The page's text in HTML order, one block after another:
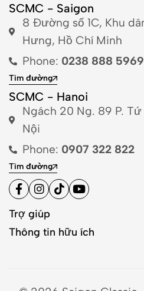
SCMC - Saigon
8 Đường số 1C, Khu
Hưng, Hồ Chí Minh
Phone: 0238 888 5969
Tìm đường
SCMC - Hanoi
Ngách 20 Ng. 89 P.
Nội
Phone: 0907 322 822
Tìm đường
Trợ giúp
Thông tin hữu ích